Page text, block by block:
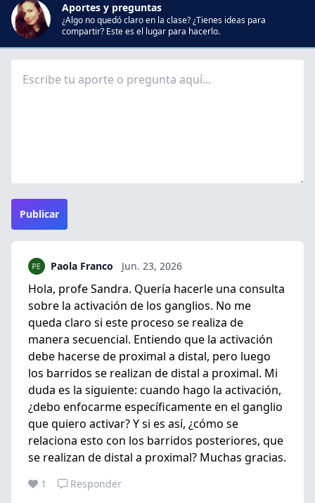
Aportes y preguntas
¿Algo no quedó claro en la clase? ¿Tienes ideas para
compartir? Este es el lugar para hacerlo.
Publicar
Paola Franco Jun. 23, 2026
Hola, profe Sandra. Quería hacerle una consulta
sobre la activación de los ganglios. No me
queda claro si este proceso se realiza de
manera secuencial. Entiendo que la activación
debe hacerse de proximal a distal, pero luego
los barridos se realizan de distal a proximal. Mi
duda es la siguiente: cuando hago la activación,
¿debo enfocarme específicamente en el ganglio
que quiero activar? Y si es así, ¿cómo se
relaciona esto con los barridos posteriores, que
se realizan de distal a proximal? Muchas gracias.
1 Responder